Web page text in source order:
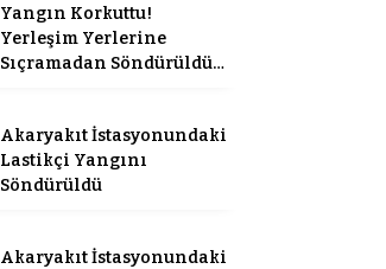
Yangın Korkuttu!
Yerleşim Yerlerine
Sıçramadan Söndürüldü…
Akaryakıt İstasyonundaki
Lastikçi Yangını
Söndürüldü
Akaryakıt İstasyonundaki